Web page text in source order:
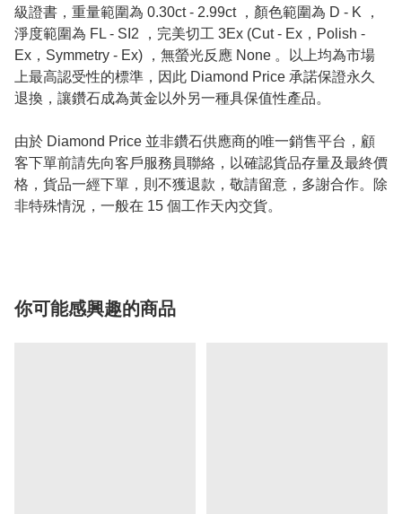
級證書，重量範圍為 0.30ct - 2.99ct ，顏色範圍為 D - K ，
淨度範圍為 FL - SI2 ，完美切工 3Ex (Cut - Ex，Polish -
Ex，Symmetry - Ex) ，無螢光反應 None 。以上均為市場
上最高認受性的標準，因此 Diamond Price 承諾保證永久
退換，讓鑽石成為黃金以外另一種具保值性產品。
由於 Diamond Price 並非鑽石供應商的唯一銷售平台，顧
客下單前請先向客戶服務員聯絡，以確認貨品存量及最終價
格，貨品一經下單，則不獲退款，敬請留意，多謝合作。除
非特殊情況，一般在 15 個工作天內交貨。
你可能感興趣的商品